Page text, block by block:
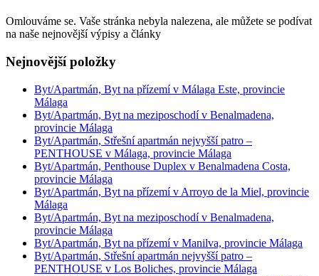
Omlouváme se. Vaše stránka nebyla nalezena, ale můžete se podívat
na naše nejnovější výpisy a články
Nejnovější položky
Byt/Apartmán, Byt na přízemí v Málaga Este, provincie
Málaga
Byt/Apartmán, Byt na meziposchodí v Benalmadena,
provincie Málaga
Byt/Apartmán, Střešní apartmán nejvyšší patro –
PENTHOUSE v Málaga, provincie Málaga
Byt/Apartmán, Penthouse Duplex v Benalmadena Costa,
provincie Málaga
Byt/Apartmán, Byt na přízemí v Arroyo de la Miel, provincie
Málaga
Byt/Apartmán, Byt na meziposchodí v Benalmadena,
provincie Málaga
Byt/Apartmán, Byt na přízemí v Manilva, provincie Málaga
Byt/Apartmán, Střešní apartmán nejvyšší patro –
PENTHOUSE v Los Boliches, provincie Málaga